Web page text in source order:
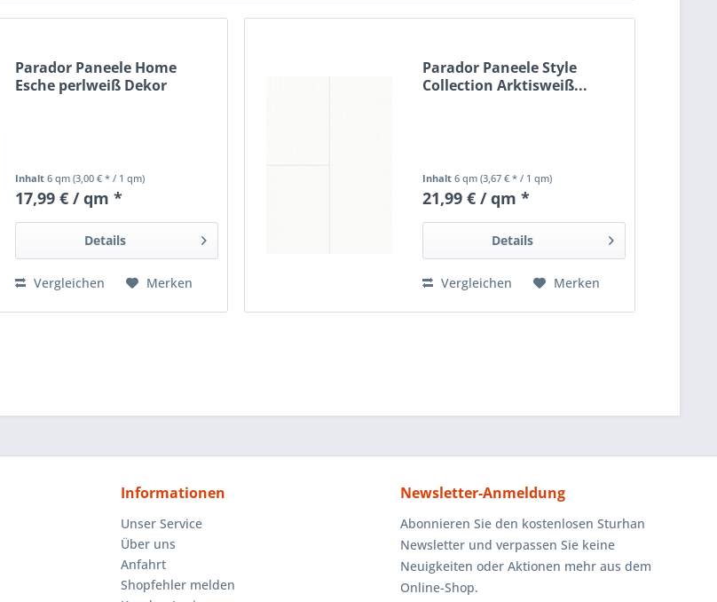
Parador Paneele Home
Esche perlweiß Dekor
Inhalt6 qm(3,00 € * / 1 qm)
17,99 € / qm *
Details
Vergleichen Merken
Parador Paneele Style
Collection Arktisweiß...
Inhalt6 qm(3,67 € * / 1 qm)
21,99 € / qm *
Details
Vergleichen Merken
Informationen
Unser Service
Über uns
Anfahrt
Shopfehler melden
Newsletter-Anmeldung
Abonnieren Sie den kostenlosen Sturhan
Newsletter und verpassen Sie keine
Neuigkeiten oder Aktionen mehr aus dem
Online-Shop.